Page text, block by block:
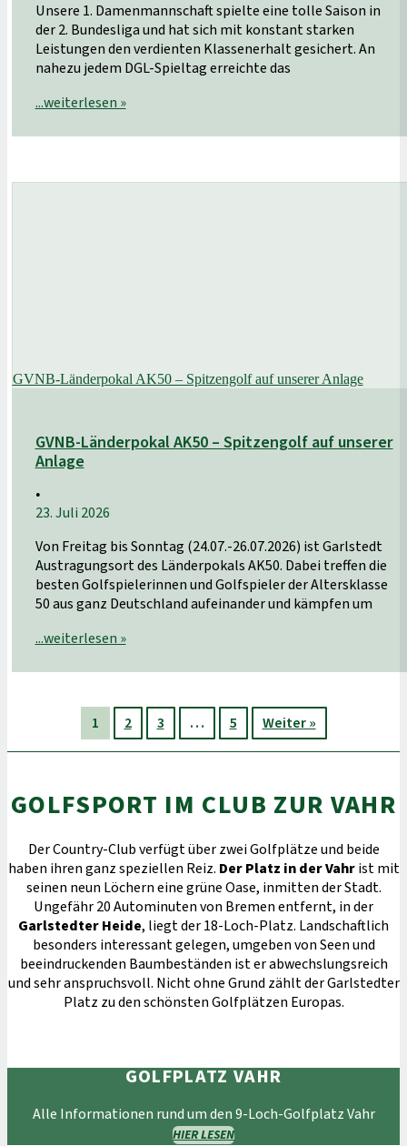
Unsere 1. Damenmannschaft spielte eine tolle Saison in
der 2. Bundesliga und hat sich mit konstant starken
Leistungen den verdienten Klassenerhalt gesichert. An
nahezu jedem DGL-Spieltag erreichte das
...weiterlesen »
GVNB-Länderpokal AK50 – Spitzengolf auf unserer Anlage
GVNB-Länderpokal AK50 – Spitzengolf auf unserer
Anlage
•
23. Juli 2026
Von Freitag bis Sonntag (24.07.-26.07.2026) ist Garlstedt
Austragungsort des Länderpokals AK50. Dabei treffen die
besten Golfspielerinnen und Golfspieler der Altersklasse
50 aus ganz Deutschland aufeinander und kämpfen um
...weiterlesen »
1 2 3 … 5 Weiter »
GOLFSPORT IM CLUB ZUR VAHR
Der Country-Club verfügt über zwei Golfplätze und beide
haben ihren ganz speziellen Reiz. Der Platz in der Vahrist mit
seinen neun Löchern eine grüne Oase, inmitten der Stadt.
Ungefähr 20 Autominuten von Bremen entfernt, in der
Garlstedter Heide, liegt der 18-Loch-Platz. Landschaftlich
besonders interessant gelegen, umgeben von Seen und
beeindruckenden Baumbeständen ist er abwechslungsreich
und sehr anspruchsvoll. Nicht ohne Grund zählt der Garlstedter
Platz zu den schönsten Golfplätzen Europas.
GOLFPLATZ VAHR
Alle Informationen rund um den 9-Loch-Golfplatz Vahr
HIER LESEN